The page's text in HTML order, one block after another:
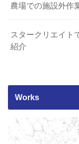
農場での施設外作
スタークリエイト
紹介
Works